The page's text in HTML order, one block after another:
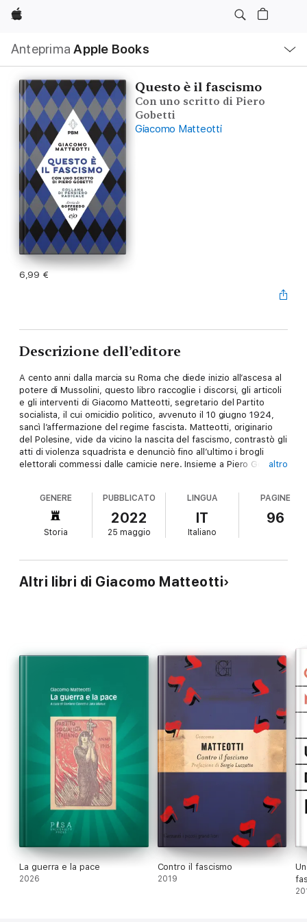
Apple
Anteprima Apple Books
locale
Apri
Menu
Questo è il fascismo
Con uno scritto di Piero
Gobetti
Giacomo Matteotti
6,99 €
Descrizione dell’editore
A cento anni dalla marcia su Roma che diede inizio all’ascesa al
potere di Mussolini, questo libro raccoglie i discorsi, gli articoli
e gli interventi di Giacomo Matteotti, segretario del Partito
socialista, il cui omicidio politico, avvenuto il 10 giugno 1924,
sancì l’affermazione del regime fascista. Matteotti, originario
del Polesine, vide da vicino la nascita del fascismo, contrastò gli
atti di violenza squadrista e denunciò fino all’ultimo i brogli
elettorali commessi dalle camicie nere. Insieme a Piero Gobetti,
comprese il pericolo dell’ideologia eversiva fascista, definita
“autobiografia della nazione”. Fu pacifista e riformatore del
movimento e del pensiero socialista italiano; il suo sacrificio
politico ha rappresentato uno spartiacque della storia del
l’impegno politico di tanti attivisti e ribelli. “Uccidete pure me,
ma l'idea che è in me non l'ucciderete mai”.
altro
GENERE
Storia
PUBBLICATO
2022
25 maggio
LINGUA
IT
Italiano
PAGINE
96
Altri libri di Giacomo Matteotti
La guerra e la pace
2026
Contro il fascismo
2019